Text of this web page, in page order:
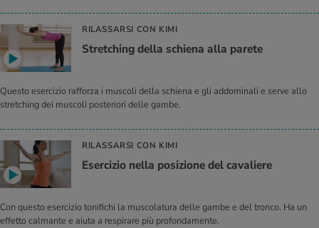
RILASSARSI CON KIMI
Stretching della schiena alla parete
Questo esercizio rafforza i muscoli della schiena e gli addominali e serve allo
stretching dei muscoli posteriori delle gambe.
RILASSARSI CON KIMI
Esercizio nella posizione del cavaliere
Con questo esercizio tonifichi la muscolatura delle gambe e del tronco. Ha un
effetto calmante e aiuta a respirare più profondamente.